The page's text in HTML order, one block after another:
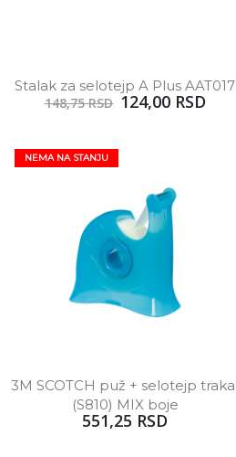
Stalak za selotejp A Plus AAT017
148,75 RSD 124,00 RSD
NEMA NA STANJU
3M SCOTCH puž + selotejp traka
(S810) MIX boje
551,25 RSD